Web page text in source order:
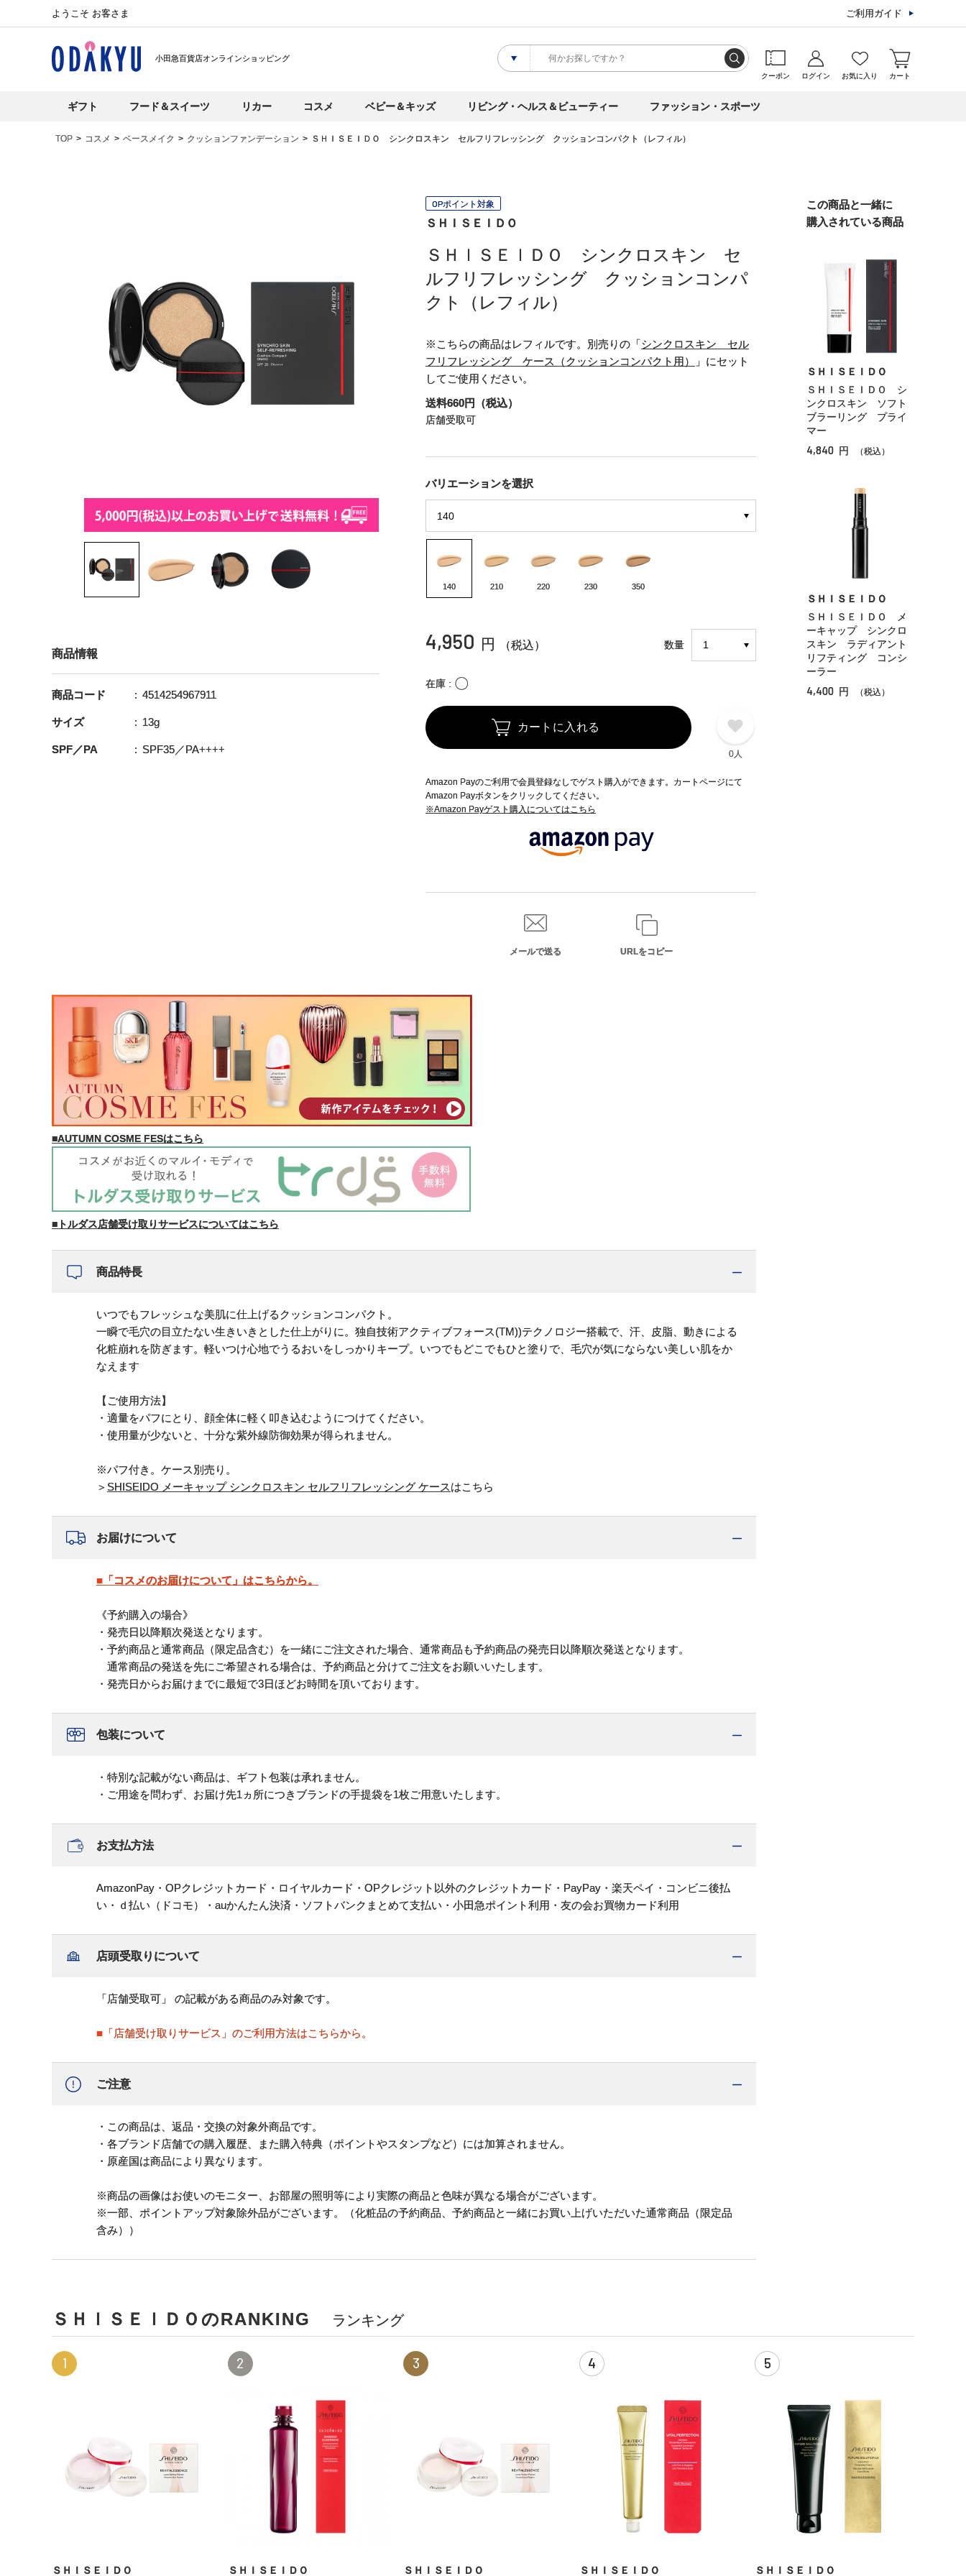
ようこそ お客さま ご利用ガイド
小田急百貨店オンラインショッピング
クーポン ログイン お気に入り カート
ギフト フード＆スイーツ リカー コスメ ベビー＆キッズ リビング・ヘルス＆ビューティー ファッション・スポーツ
TOP コスメ ベースメイク クッションファンデーション ＳＨＩＳＥＩＤＯ シンクロスキン セルフリフレッシング クッションコンパクト（レフィル）
OPポイント対象
ＳＨＩＳＥＩＤＯ
ＳＨＩＳＥＩＤＯ シンクロスキン セ
ルフリフレッシング クッションコンパ
クト（レフィル）
※こちらの商品はレフィルです。別売りの「シンクロスキン セル
フリフレッシング ケース（クッションコンパクト用）
」にセット
してご使用ください。
送料660円（税込）
店舗受取可
バリエーションを選択
140 210 220 230 350
4,950 円 （税込） 数量
在庫 〇
カートに入れる
0人
Amazon Payのご利用で会員登録なしでゲスト購入ができます。カートページにて
Amazon Payボタンをクリックしてください。
※Amazon Payゲスト購入についてはこちら
メールで送る URLをコピー
商品情報
商品コード 4514254967911
サイズ 13g
SPF／PA SPF35／PA++++
■AUTUMN COSME FESはこちら
■トルダス店舗受け取りサービスについてはこちら
商品特長
いつでもフレッシュな美肌に仕上げるクッションコンパクト。
一瞬で毛穴の目立たない生きいきとした仕上がりに。独自技術アクティブフォース(TM))テクノロジー搭載で、汗、皮脂、動きによる
化粧崩れを防ぎます。軽いつけ心地でうるおいをしっかりキープ。いつでもどこでもひと塗りで、毛穴が気にならない美しい肌をか
なえます
【ご使用方法】
・適量をパフにとり、顔全体に軽く叩き込むようにつけてください。
・使用量が少ないと、十分な紫外線防御効果が得られません。
※パフ付き。ケース別売り。
＞SHISEIDO メーキャップ シンクロスキン セルフリフレッシング ケースはこちら
お届けについて
■「コスメのお届けについて」はこちらから。
《予約購入の場合》
・発売日以降順次発送となります。
・予約商品と通常商品（限定品含む）を一緒にご注文された場合、通常商品も予約商品の発売日以降順次発送となります。
通常商品の発送を先にご希望される場合は、予約商品と分けてご注文をお願いいたします。
・発売日からお届けまでに最短で3日ほどお時間を頂いております。
包装について
・特別な記載がない商品は、ギフト包装は承れません。
・ご用途を問わず、お届け先1ヵ所につきブランドの手提袋を1枚ご用意いたします。
お支払方法
AmazonPay・OPクレジットカード・ロイヤルカード・OPクレジット以外のクレジットカード・PayPay・楽天ペイ・コンビニ後払
い・ｄ払い（ドコモ）・auかんたん決済・ソフトバンクまとめて支払い・小田急ポイント利用・友の会お買物カード利用
店頭受取りについて
「店舗受取可」 の記載がある商品のみ対象です。
■「店舗受け取りサービス」のご利用方法はこちらから。
ご注意
・この商品は、返品・交換の対象外商品です。
・各ブランド店舗での購入履歴、また購入特典（ポイントやスタンプなど）には加算されません。
・原産国は商品により異なります。
※商品の画像はお使いのモニター、お部屋の照明等により実際の商品と色味が異なる場合がございます。
※一部、ポイントアップ対象除外品がございます。（化粧品の予約商品、予約商品と一緒にお買い上げいただいた通常商品（限定品
含み））
ＳＨＩＳＥＩＤＯのRANKING ランキング
1
ＳＨＩＳＥＩＤＯ
2
ＳＨＩＳＥＩＤＯ
3
ＳＨＩＳＥＩＤＯ
4
ＳＨＩＳＥＩＤＯ
5
ＳＨＩＳＥＩＤＯ
この商品と一緒に
購入されている商品
ＳＨＩＳＥＩＤＯ
ＳＨＩＳＥＩＤＯ シ
ンクロスキン ソフト
ブラーリング プライ
マー
4,840 円 （税込）
ＳＨＩＳＥＩＤＯ
ＳＨＩＳＥＩＤＯ メ
ーキャップ シンクロ
スキン ラディアント
リフティング コンシ
ーラー
4,400 円 （税込）